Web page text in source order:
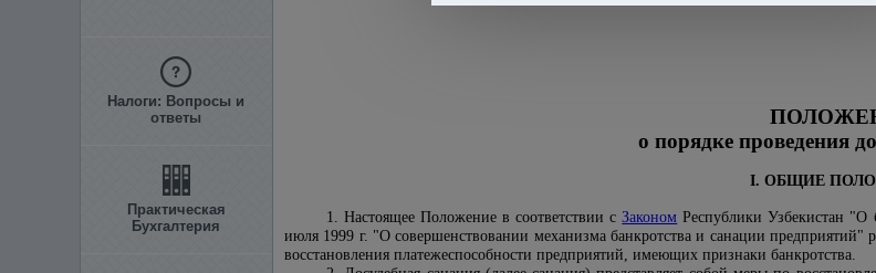
Налоги: Вопросы и
ответы
Практическая
Бухгалтерия
о порядке проведения
I. ОБЩИЕ
1. Настоящее Положение в соответствии сЗаконом Республики Узбекистан "О
июля 1999 г. "О совершенствовании механизма банкротства и санации предприятий"
восстановления платежеспособности предприятий, имеющих признаки банкротства.